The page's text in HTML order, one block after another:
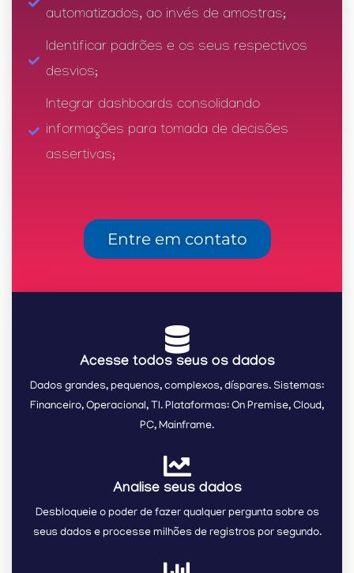
automatizados, ao invés de amostras;
Identificar padrões e os seus respectivos
desvios;
Integrar dashboards consolidando
informações para tomada de decisões
assertivas;
Entre em contato
Acesse todos seus os dados
Dados grandes, pequenos, complexos, díspares. Sistemas:
Financeiro, Operacional, TI. Plataformas: On Premise, Cloud,
PC, Mainframe.
Analise seus dados
Desbloqueie o poder de fazer qualquer pergunta sobre os
seus dados e processe milhões de registros por segundo.